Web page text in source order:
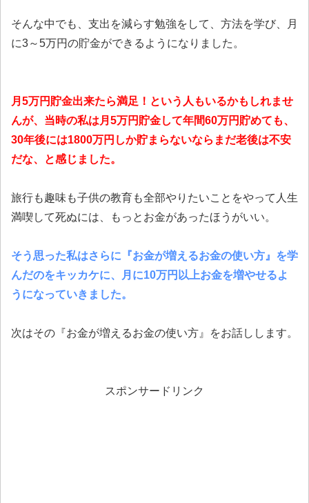
そんな中でも、支出を減らす勉強をして、方法を学び、月
に3～5万円の貯金ができるようになりました。
月5万円貯金出来たら満足！という人もいるかもしれませ
んが、当時の私は月5万円貯金して年間60万円貯めても、
30年後には1800万円しか貯まらないならまだ老後は不安
だな、と感じました。
旅行も趣味も子供の教育も全部やりたいことをやって人生
満喫して死ぬには、もっとお金があったほうがいい。
そう思った私はさらに『お金が増えるお金の使い方』を学
んだのをキッカケに、月に10万円以上お金を増やせるよ
うになっていきました。
次はその『お金が増えるお金の使い方』をお話しします。
スポンサードリンク